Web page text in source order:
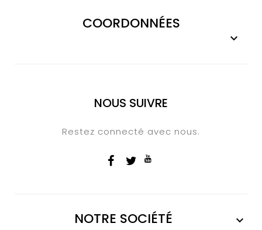
COORDONNÉES

NOUS SUIVRE
Restez connecté avec nous.
NOTRE SOCIÉTÉ 